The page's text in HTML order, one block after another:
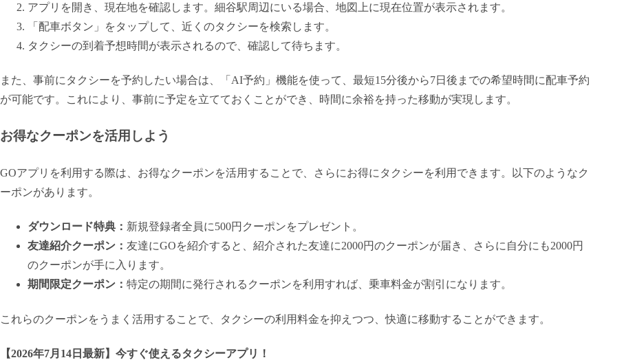
アプリを開き、現在地を確認します。細谷駅周辺にいる場合、地図上に現在位置が表示されます。
「配車ボタン」をタップして、近くのタクシーを検索します。
タクシーの到着予想時間が表示されるので、確認して待ちます。
また、事前にタクシーを予約したい場合は、「AI予約」機能を使って、最短15分後から7日後までの希望時間に配車予約
が可能です。これにより、事前に予定を立てておくことができ、時間に余裕を持った移動が実現します。
お得なクーポンを活用しよう
GOアプリを利用する際は、お得なクーポンを活用することで、さらにお得にタクシーを利用できます。以下のようなク
ーポンがあります。
ダウンロード特典： 新規登録者全員に500円クーポンをプレゼント。
友達紹介クーポン： 友達にGOを紹介すると、紹介された友達に2000円のクーポンが届き、さらに自分にも2000円
のクーポンが手に入ります。
期間限定クーポン： 特定の期間に発行されるクーポンを利用すれば、乗車料金が割引になります。
これらのクーポンをうまく活用することで、タクシーの利用料金を抑えつつ、快適に移動することができます。
【2026年7月14日最新】 今すぐ使えるタクシーアプリ！